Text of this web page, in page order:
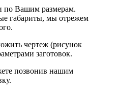
по Вашим размерам.
габариты, мы отрежем
чертеж (рисунок
заготовок.
позвонив нашим